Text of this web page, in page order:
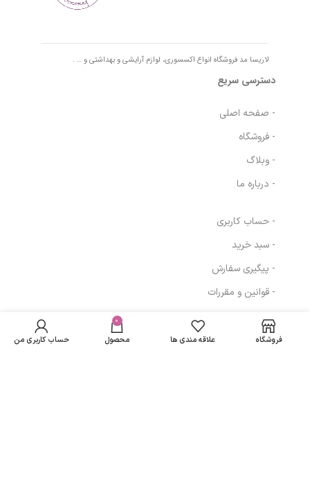
لاریسا مد فروشگاه انواع اکسسوری، لوازم آرایشی و بهداشتی و … .
دسترسی سریع
- صفحه اصلی
- فروشگاه
- وبلاگ
- درباره ما
- حساب کاربری
- سبد خرید
- پیگیری سفارش
- قوانین و مقررات
مسیرهای ارتباطی
دمودکسیلین مدل
55 حجم 50 میلی
تومان
باشد فروشگاه علاقه مندی ها
0
محصول حساب کاربری من